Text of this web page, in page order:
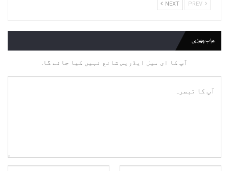
NEXT
جواب چھوڑیں
آپ کا ای میل ایڈریس شائع نہیں کیا جائے گا.